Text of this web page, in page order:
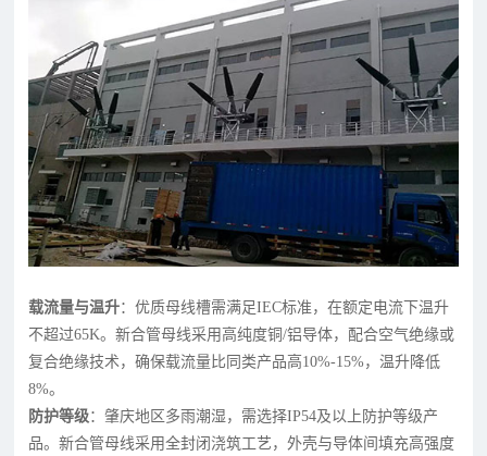
载流量与温升：优质母线槽需满足IEC标准，在额定电流下温升
不超过65K。新合管母线采用高纯度铜/铝导体，配合空气绝缘或
复合绝缘技术，确保载流量比同类产品高10%-15%，温升降低
8%。
防护等级：肇庆地区多雨潮湿，需选择IP54及以上防护等级产
品。新合管母线采用全封闭浇筑工艺，外壳与导体间填充高强度